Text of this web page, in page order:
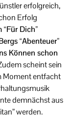
erfolgreich,
Erfolg
Dich”
“Abenteuer”
Können schon
scheint sein
Moment entfacht
demnächst aus
werden.